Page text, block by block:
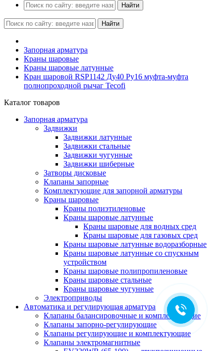
Найти
Найти
Запорная арматура
Краны шаровые
Краны шаровые латунные
Кран шаровой RSP1142 Ду40 Ру16 муфта-муфта
полнопроходной рычаг Tecofi
Каталог товаров
Запорная арматура
Задвижки
Задвижки латунные
Задвижки стальные
Задвижки чугунные
Задвижки шиберные
Затворы дисковые
Клапаны запорные
Комплектующие для запорной арматуры
Краны шаровые
Краны полиэтиленовые
Краны шаровые латунные
Краны шаровые для водных сред
Краны шаровые для газовых сред
Краны шаровые латунные водоразборные
Краны шаровые латунные со спускным
устройством
Краны шаровые полипропиленовые
Краны шаровые стальные
Краны шаровые чугунные
Электроприводы
Автоматика и регулирующая арматура
Клапаны балансировочные и комплектующие
Клапаны запорно-регулирующие
Клапаны регулирующие и комплектующие
Клапаны электромагнитные